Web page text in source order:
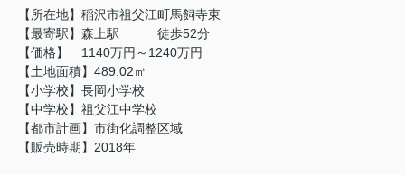
【所在地】稲沢市祖父江町馬飼寺東
【最寄駅】森上駅 徒歩52分
【価格】 1140万円～1240万円
【土地面積】489.02㎡
【小学校】長岡小学校
【中学校】祖父江中学校
【都市計画】市街化調整区域
【販売時期】2018年